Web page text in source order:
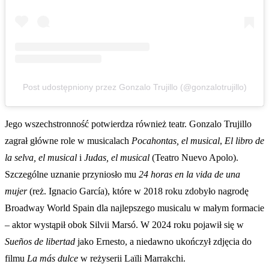
Post udostępniony przez Gonzalo Trujillo (@gonzalotrujillo)
Jego wszechstronność potwierdza również teatr. Gonzalo Trujillo
zagrał główne role w musicalach Pocahontas, el musical, El libro de
la selva, el musical i Judas, el musical (Teatro Nuevo Apolo).
Szczególne uznanie przyniosło mu 24 horas en la vida de una
mujer(reż. Ignacio García), które w 2018 roku zdobyło nagrodę
Broadway World Spain dla najlepszego musicalu w małym formacie
– aktor wystąpił obok Silvii Marsó. W 2024 roku pojawił się w
Sueños de libertad jako Ernesto, a niedawno ukończył zdjęcia do
filmu La más dulce w reżyserii Laïli Marrakchi.